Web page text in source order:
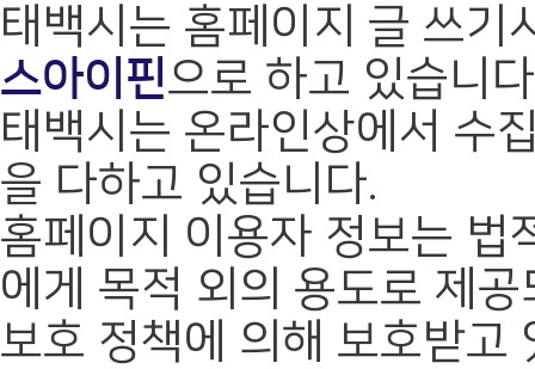
태백시는 홈페이지 글 쓰기
스아이핀으로 하고 있습니
태백시는 온라인상에서 수
을 다하고 있습니다.
홈페이지 이용자 정보는 법
에게 목적 외의 용도로 제
보호 정책에 의해 보호받고